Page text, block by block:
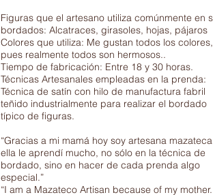
Figuras que el artesano utiliza comúnmente en
bordados: Alcatraces, girasoles, hojas, pájaros
Colores que utiliza: Me gustan todos los colores,
pues realmente todos son hermosos..
Tiempo de fabricación: Entre 18 y 30 horas.
Técnicas Artesanales empleadas en la prenda:
Técnica de satín con hilo de manufactura fabril
teñido industrialmente para realizar el bordado
típico de figuras.
“Gracias a mi mamá hoy soy artesana
ella le aprendí mucho, no sólo en la técnica de
bordado, sino en hacer de cada prenda algo
especial.”
“I am a Mazateco Artisan because of my